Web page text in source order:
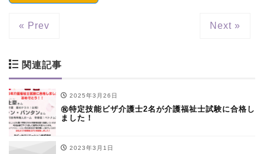
« Prev Next »
関連記事
2025年3月26日
㊗特定技能ビザ介護士2名が介護福祉士試験に合格し
ました！
2023年3月1日